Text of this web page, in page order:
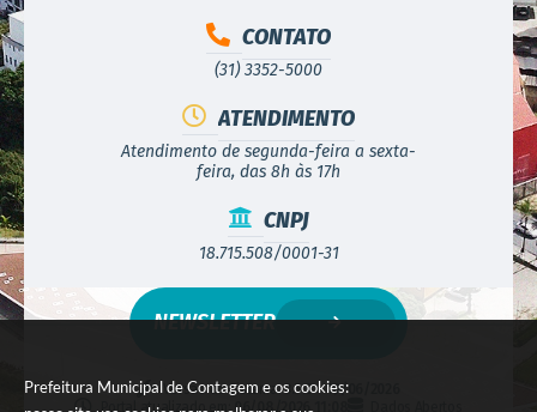
Prefeitura Municipal de Contagem e os cookies:
CONTATO
(31) 3352-5000
ATENDIMENTO
Atendimento de segunda-feira a sexta-
feira, das 8h às 17h
CNPJ
18.715.508/0001-31
Versão do Sistema:3.5.3 - 19/06/2026
Portal atualizado em:06/08/2026 11:08
NEWSLETTER